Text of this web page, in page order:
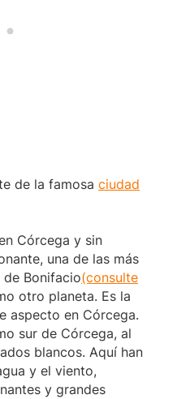
de la famosa ciudad
Córcega y sin
una de las más
Bonifacio(consulte
otro planeta. Es la
aspecto en Córcega.
sur de Córcega, al
blancos. Aquí han
y el viento,
y grandes